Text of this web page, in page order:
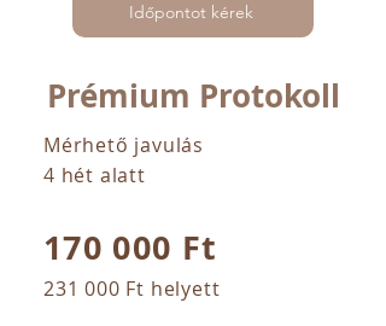
Időpontot kérek
Prémium Protokoll
Mérhető javulás
4 hét alatt
170 000 Ft
231 000 Ft helyett